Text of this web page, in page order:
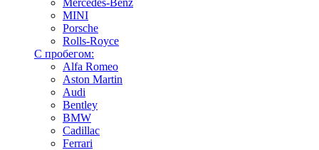
Mercedes-Benz
MINI
Porsche
Rolls-Royce
С пробегом:
Alfa Romeo
Aston Martin
Audi
Bentley
BMW
Cadillac
Ferrari